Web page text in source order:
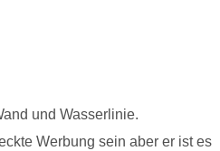
und Wasserlinie.
Werbung sein aber er ist es